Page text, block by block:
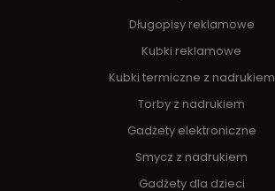
Długopisy reklamowe
Kubki reklamowe
Kubki termiczne z nadrukiem
Torby z nadrukiem
Gadżety elektroniczne
Smycz z nadrukiem
Gadżety dla dzieci